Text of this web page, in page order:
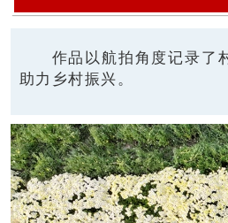
作品以航拍角度记录了
助力乡村振兴。